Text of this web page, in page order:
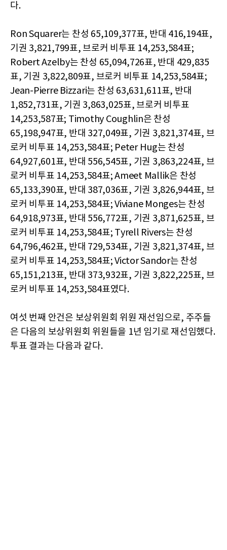
다.
Ron Squarer는 찬성 65,109,377표, 반대 416,194표,
기권 3,821,799표, 브로커 비투표 14,253,584표;
Robert Azelby는 찬성 65,094,726표, 반대 429,835
표, 기권 3,822,809표, 브로커 비투표 14,253,584표;
Jean-Pierre Bizzari는 찬성 63,631,611표, 반대
1,852,731표, 기권 3,863,025표, 브로커 비투표
14,253,587표; Timothy Coughlin은 찬성
65,198,947표, 반대 327,049표, 기권 3,821,374표, 브
로커 비투표 14,253,584표; Peter Hug는 찬성
64,927,601표, 반대 556,545표, 기권 3,863,224표, 브
로커 비투표 14,253,584표; Ameet Mallik은 찬성
65,133,390표, 반대 387,036표, 기권 3,826,944표, 브
로커 비투표 14,253,584표; Viviane Monges는 찬성
64,918,973표, 반대 556,772표, 기권 3,871,625표, 브
로커 비투표 14,253,584표; Tyrell Rivers는 찬성
64,796,462표, 반대 729,534표, 기권 3,821,374표, 브
로커 비투표 14,253,584표; Victor Sandor는 찬성
65,151,213표, 반대 373,932표, 기권 3,822,225표, 브
로커 비투표 14,253,584표였다.
여섯 번째 안건은 보상위원회 위원 재선임으로, 주주들
은 다음의 보상위원회 위원들을 1년 임기로 재선임했다.
투표 결과는 다음과 같다.